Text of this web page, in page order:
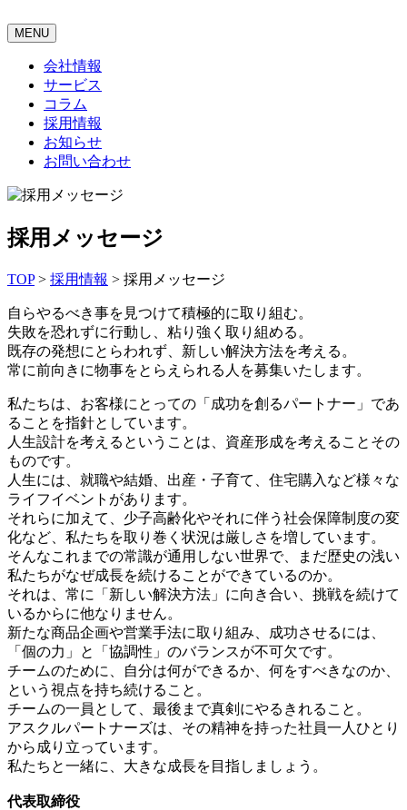
MENU
会社情報
サービス
コラム
採用情報
お知らせ
お問い合わせ
採用メッセージ
TOP> 採用情報 > 採用メッセージ
自らやるべき事を見つけて積極的に取り組む。
失敗を恐れずに行動し、粘り強く取り組める。
既存の発想にとらわれず、新しい解決方法を考える。
常に前向きに物事をとらえられる人を募集いたします。
私たちは、お客様にとっての「成功を創るパートナー」であ
ることを指針としています。
人生設計を考えるということは、資産形成を考えることその
ものです。
人生には、就職や結婚、出産・子育て、住宅購入など様々な
ライフイベントがあります。
それらに加えて、少子高齢化やそれに伴う社会保障制度の変
化など、私たちを取り巻く状況は厳しさを増しています。
そんなこれまでの常識が通用しない世界で、まだ歴史の浅い
私たちがなぜ成長を続けることができているのか。
それは、常に「新しい解決方法」に向き合い、挑戦を続けて
いるからに他なりません。
新たな商品企画や営業手法に取り組み、成功させるには、
「個の力」と「協調性」のバランスが不可欠です。
チームのために、自分は何ができるか、何をすべきなのか、
という視点を持ち続けること。
チームの一員として、最後まで真剣にやるきれること。
アスクルパートナーズは、その精神を持った社員一人ひとり
から成り立っています。
私たちと一緒に、大きな成長を目指しましょう。
代表取締役